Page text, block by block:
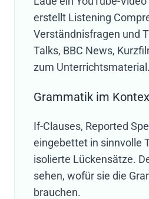
erstellt Listening
Verständnisfragen und
Talks, BBC News,
zum Unterrichtsmaterial.
Grammatik im
If-Clauses, Reported
eingebettet in sinnvolle
isolierte Lückensätze.
sehen, wofür sie die
brauchen.